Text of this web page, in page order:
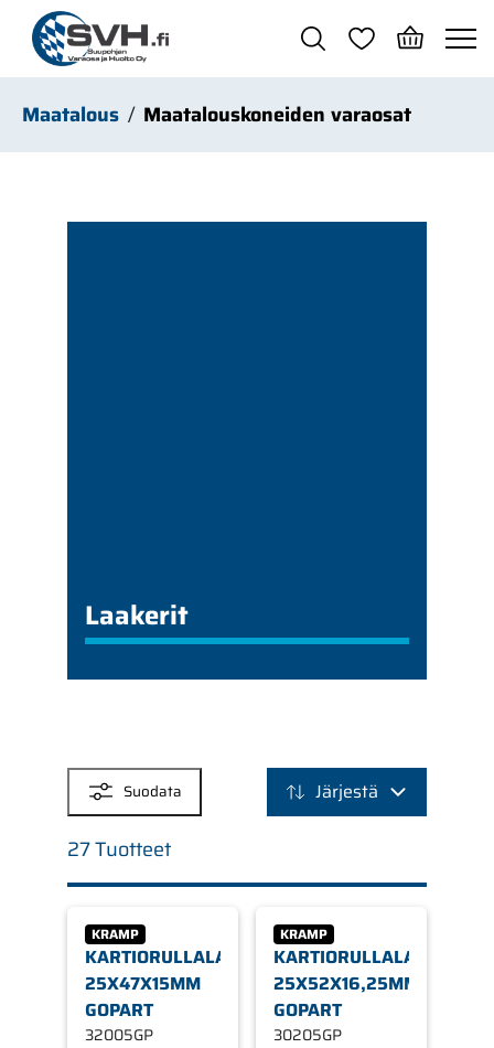
Siirry pääsisältöön
Maatalous Maatalouskoneiden varaosat
Laakerit
Suodata Järjestä
27 Tuotteet
KRAMP
KARTIORULLALAAKERI
25X47X15MM
GOPART
32005GP
KRAMP
KARTIORULLALAAKERI
25X52X16,25MM
GOPART
30205GP